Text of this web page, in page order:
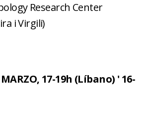
Research Center
i Virgili)
MARZO, 17-19h (Líbano) ' 16-